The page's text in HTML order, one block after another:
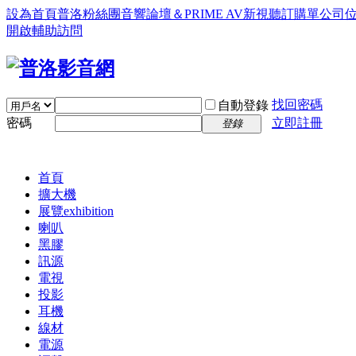
設為首頁普洛粉絲團音響論壇＆PRIME AV新視聽訂購單公司
開啟輔助訪問
自動登錄 找回密碼
密碼
登錄 立即註冊
首頁
擴大機
展覽exhibition
喇叭
黑膠
訊源
電視
投影
耳機
線材
電源